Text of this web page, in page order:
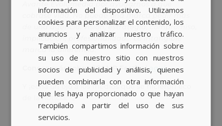
Avante Evolumedia por ayudarnos a que
cobrase vida. No puede una marca pedir más
de una agencia: visión, estrategia, compromiso,
implicación, profesionalidad… Lo intangible
marca la diferencia.”
Conoce más sobre SCAMP Festivalaquí.
Y ¡echa un ojo a los medios que se hicieron eco
de la noticia! 👇
ENGLISH
información del dispositivo. Utilizamos
cookies para personalizar el contenido, los
anuncios y analizar nuestro tráfico.
También compartimos información sobre
su uso de nuestro sitio con nuestros
socios de publicidad y análisis, quienes
pueden combinarla con otra información
que les haya proporcionado o que hayan
recopilado a partir del uso de sus
servicios.